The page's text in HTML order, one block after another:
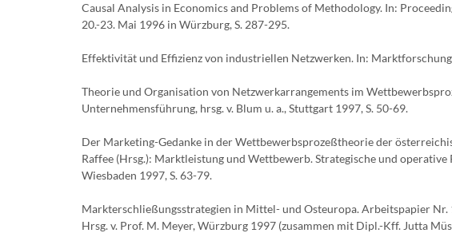
Causal Analysis in Economics and Problems of Methodology. In:
20.-23. Mai 1996 in Würzburg, S. 287-295.
Effektivität und Effizienz von industriellen Netzwerken. In: Marktforschung
Theorie und Organisation von Netzwerkarrangements im
Unternehmensführung, hrsg. v. Blum u. a., Stuttgart 1997, S. 50-69.
Der Marketing-Gedanke in der Wettbewerbsprozeßtheorie der
Raffee (Hrsg.): Marktleistung und Wettbewerb. Strategische und
Wiesbaden 1997, S. 63-79.
Markterschließungsstrategien in Mittel- und Osteuropa. Arbeitspapier
Hrsg. v. Prof. M. Meyer, Würzburg 1997 (zusammen mit Dipl.-Kff. Jutta